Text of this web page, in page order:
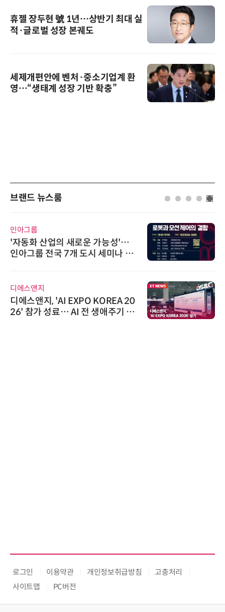
휴젤 장두현 號 1년…상반기 최대 실
적·글로벌 성장 본궤도
세제개편안에 벤처·중소기업계 환
영…“생태계 성장 기반 확충”
브랜드 뉴스룸
인아그룹
'자동화 산업의 새로운 가능성'…
인아그룹 전국 7개 도시 세미나 페
디에스앤지
디에스앤지, 'AI EXPO KOREA 20
26' 참가 성료… AI 전 생애주기 아
로그인 이용약관 개인정보취급방침
고충처리
사이트맵
PC버전